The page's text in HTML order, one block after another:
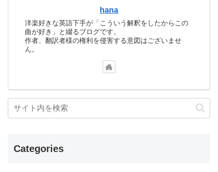
hana
洋楽好きな英語下手が「こういう解釈をしたからこの
曲が好き」と綴るブログです。
作者、翻訳者様の権利を侵害する意図はございませ
ん。
Categories